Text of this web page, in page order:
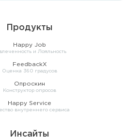
Продукты
Happy Job
и Лояльность
FeedbackX
Оценка 360 градусов
Опроскин
Конструктор опросов
Happy Service
внутреннего сервиса
Инсайты